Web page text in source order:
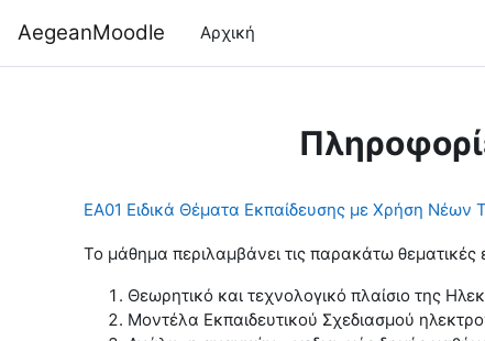
AegeanMoodle Αρχική
ΕΑ01 Ειδικά Θέματα Εκπαίδευσης με Χρήση Νέων
Το μάθημα περιλαμβάνει τις παρακάτω θεματικές
Θεωρητικό και τεχνολογικό πλαίσιο της
Μοντέλα Εκπαιδευτικού Σχεδιασμού